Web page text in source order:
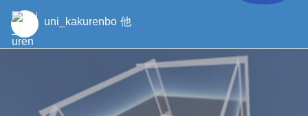
uni_kakurenbo 他